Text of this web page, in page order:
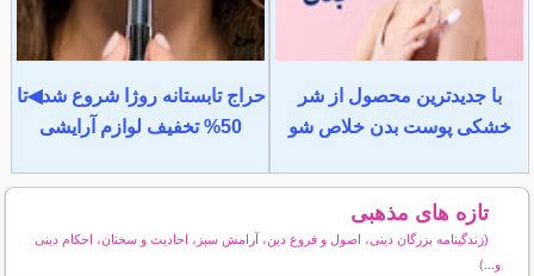
با جدیدترین محصول از شر
خشکی پوست بدن خلاص شو
حراج تابستانه روژا شروع شد◀تا
50% تخفیف لوازم آرایشی
تازه های مذهبی
(زندگینامه بزرگان دینی، اصول و فروع دین، آرامش سبز، احادیث و سخنان، احکام دینی
و...)